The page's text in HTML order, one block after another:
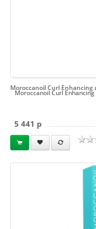
Moroccanoil Curl
Moroccanoil Curl
5 441 p